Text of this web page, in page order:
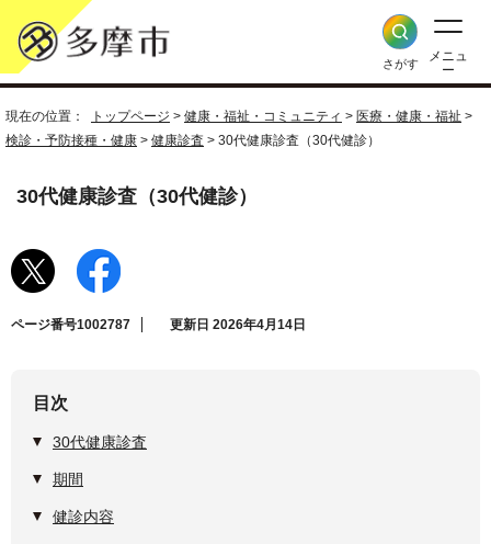
さがす
メニュ
ー
現在の位置： トップページ > 健康・福祉・コミュニティ > 医療・健康・福祉 >
検診・予防接種・健康 > 健康診査 > 30代健康診査（30代健診）
30代健康診査（30代健診）
ページ番号1002787 更新日 2026年4月14日
目次
30代健康診査
期間
健診内容